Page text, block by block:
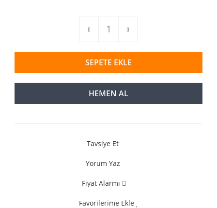
SEPETE EKLE
HEMEN AL
Tavsiye Et
Yorum Yaz
Fiyat Alarmı
Favorilerime Ekle